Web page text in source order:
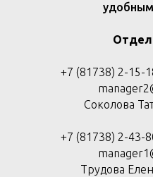
+7 (81738) 2-15-
Соколова
+7 (81738) 2-43-
Трудова